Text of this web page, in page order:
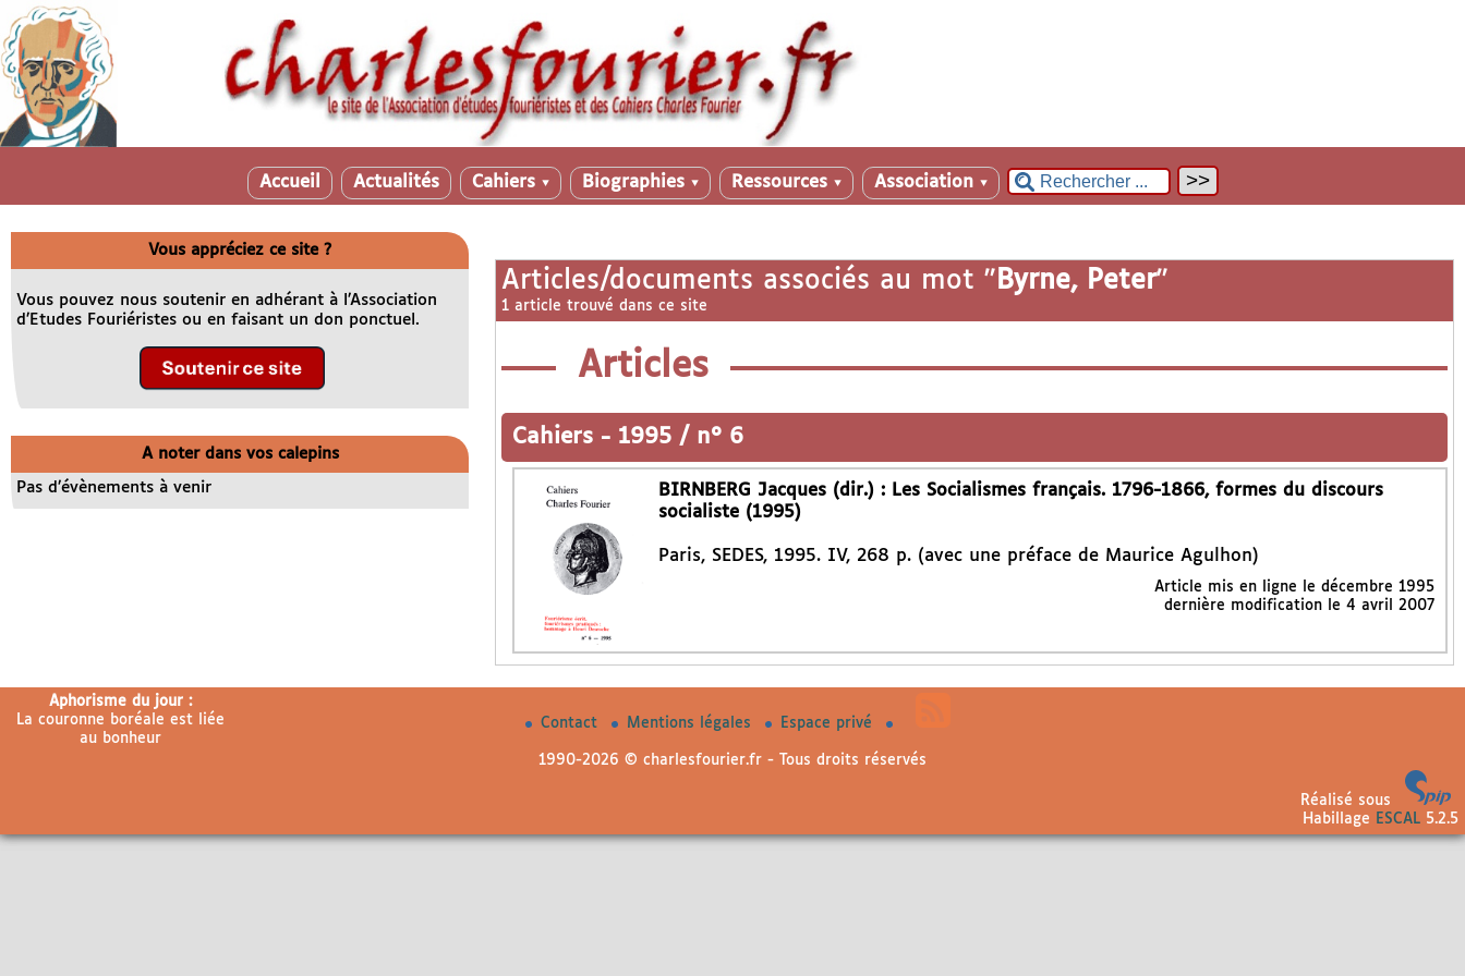
Accueil Actualités Cahiers ▼ Biographies ▼ Ressources ▼ Association ▼
Articles/documents associés au mot " Byrne, Peter"
1 article trouvé dans ce site
Articles
Cahiers - 1995 / n° 6
BIRNBERG Jacques (dir.) : Les Socialismes français. 1796-1866, formes du discours
socialiste (1995)
Paris, SEDES, 1995. IV, 268 p. (avec une préface de Maurice Agulhon)
Article mis en ligne le décembre 1995
dernière modification le 4 avril 2007
Vous appréciez ce site ?
Vous pouvez nous soutenir en adhérant à l’Association
d’Etudes Fouriéristes ou en faisant un don ponctuel.
A noter dans vos calepins
Pas d’évènements à venir
Aphorisme du jour :
La couronne boréale est liée
au bonheur
Contact Mentions légales Espace privé
1990-2026 © charlesfourier.fr - Tous droits réservés
Réalisé sous
Habillage
ESCAL5.2.5